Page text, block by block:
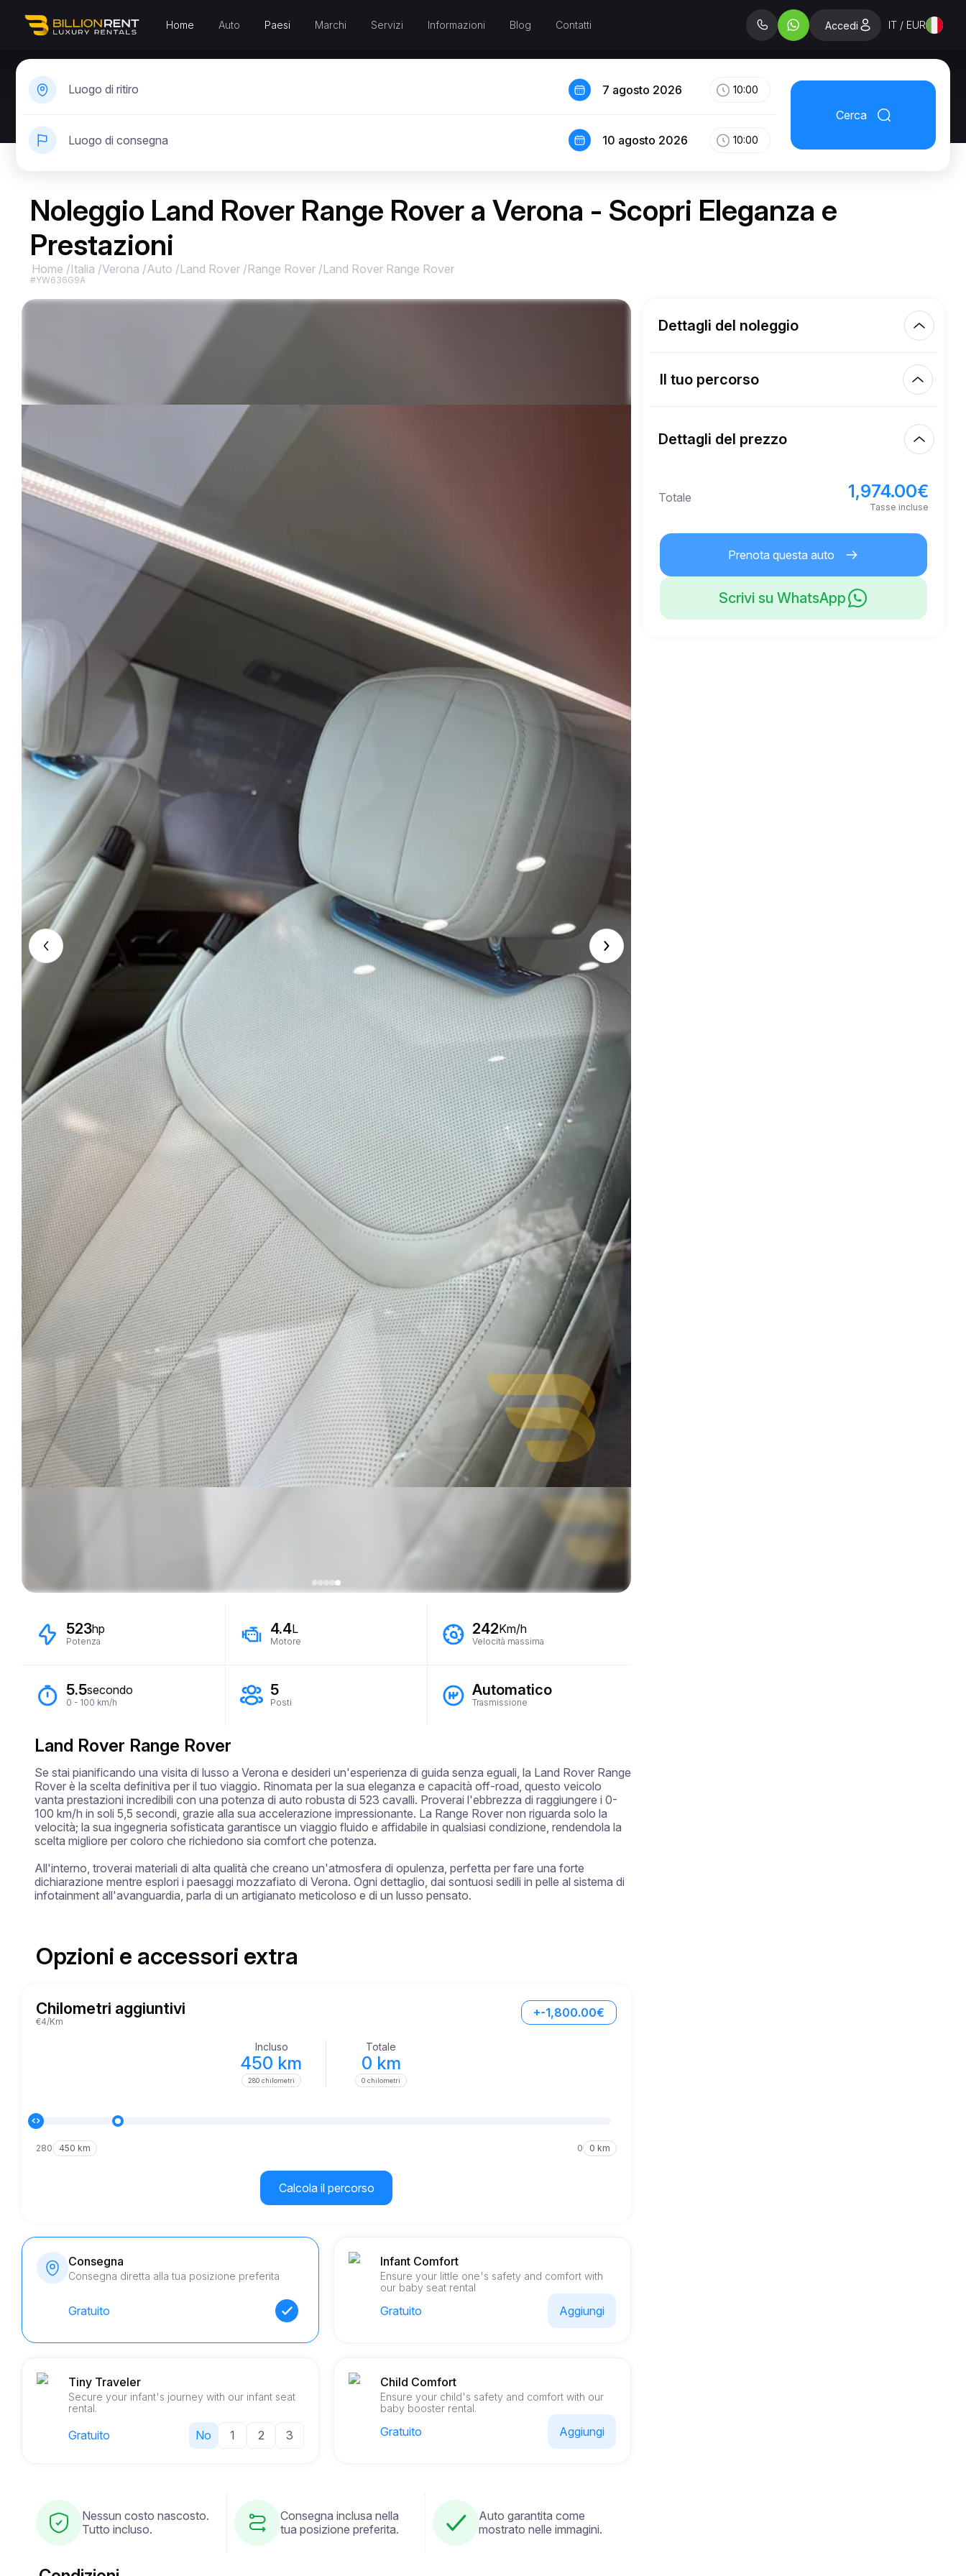
Home Auto Paesi Marchi Servizi Informazioni Blog Contatti Accedi IT / EUR
Luogo di ritiro
Luogo di consegna
7 agosto 2026 10:00
10 agosto 2026 10:00
Cerca
Noleggio Land Rover Range Rover a Verona - Scopri Eleganza e
Prestazioni
Home /Italia /Verona /Auto /Land Rover /Range Rover /Land Rover Range Rover
#YW636G9A
523hp
Potenza
4.4L
Motore
242Km/h
Velocità massima
5.5secondo
0 - 100 km/h
5
Posti
Automatico
Trasmissione
Land Rover Range Rover
Se stai pianificando una visita di lusso a Verona e desideri un'esperienza di guida senza eguali, la Land Rover Range
Rover è la scelta definitiva per il tuo viaggio. Rinomata per la sua eleganza e capacità off-road, questo veicolo
vanta prestazioni incredibili con una potenza di auto robusta di 523 cavalli. Proverai l'ebbrezza di raggiungere i 0-
100 km/h in soli 5,5 secondi, grazie alla sua accelerazione impressionante. La Range Rover non riguarda solo la
velocità; la sua ingegneria sofisticata garantisce un viaggio fluido e affidabile in qualsiasi condizione, rendendola la
scelta migliore per coloro che richiedono sia comfort che potenza.
All'interno, troverai materiali di alta qualità che creano un'atmosfera di opulenza, perfetta per fare una forte
dichiarazione mentre esplori i paesaggi mozzafiato di Verona. Ogni dettaglio, dai sontuosi sedili in pelle al sistema di
infotainment all'avanguardia, parla di un artigianato meticoloso e di un lusso pensato.
Opzioni e accessori extra
Chilometri aggiuntivi
€4/Km
+-1,800.00€
Incluso
450 km
280 chilometri
Totale
0 km
0 chilometri
280 450 km 0 0 km
Calcola il percorso
Consegna
Consegna diretta alla tua posizione preferita
Gratuito
Infant Comfort
Ensure your little one's safety and comfort with
our baby seat rental
Gratuito Aggiungi
Tiny Traveler
Secure your infant's journey with our infant seat
rental.
Gratuito No 1 2 3
Child Comfort
Ensure your child's safety and comfort with our
baby booster rental.
Gratuito Aggiungi
Nessun costo nascosto.
Tutto incluso.
Consegna inclusa nella
tua posizione preferita.
Auto garantita come
mostrato nelle immagini.
Dettagli del noleggio
450.00
21
6,000.00 €
Il tuo percorso
Fine
Dettagli del prezzo
Totale
1,974.00€
Tasse incluse
Prenota questa auto
Scrivi su WhatsApp